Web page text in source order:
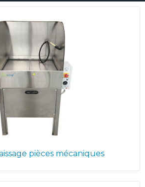
pièces mécaniques